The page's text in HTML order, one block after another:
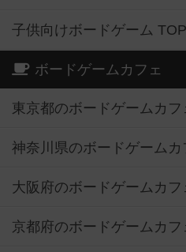
子供向けボードゲーム
ボードゲームカフェ
東京都のボードゲームカフ
神奈川県のボードゲームカ
大阪府のボードゲームカフ
京都府のボードゲームカフ